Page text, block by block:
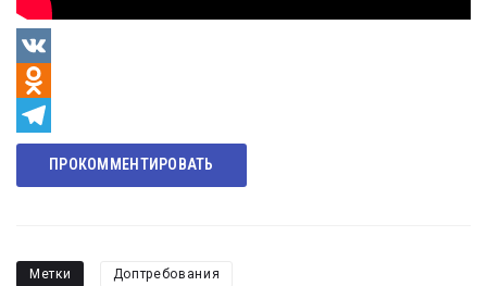
VK
Odnoklassniki
Telegram
ПРОКОММЕНТИРОВАТЬ
Метки Доптребования